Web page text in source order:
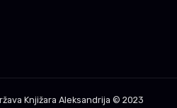
Knjižara Aleksandrija © 2023